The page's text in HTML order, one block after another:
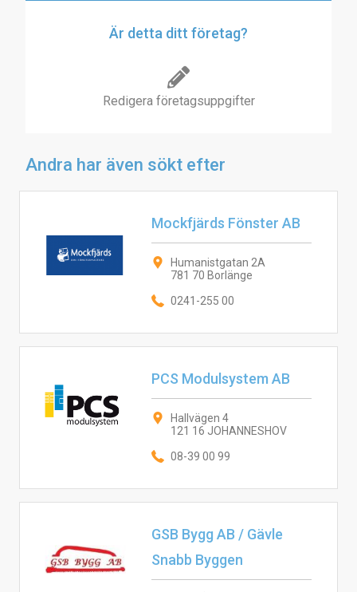
Är detta ditt företag?
Redigera företagsuppgifter
Andra har även sökt efter
Mockfjärds Fönster AB
Humanistgatan 2A
781 70 Borlänge
0241-255 00
PCS Modulsystem AB
Hallvägen 4
121 16 JOHANNESHOV
08-39 00 99
GSB Bygg AB / Gävle
Snabb Byggen